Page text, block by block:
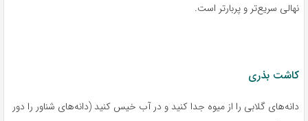
نهالی سریع‌تر و پربارتر است.
کاشت بذری
دانه‌های گلابی را از میوه جدا کنید و در آب خیس کنید (دانه‌های شناور را دور